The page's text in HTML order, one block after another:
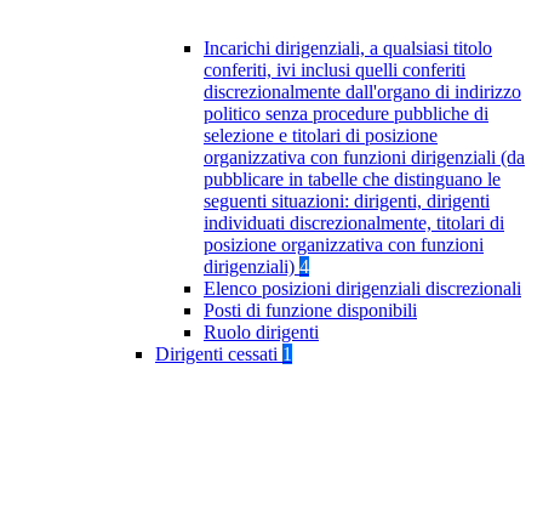
Incarichi dirigenziali, a qualsiasi titolo
conferiti, ivi inclusi quelli conferiti
discrezionalmente dall'organo di indirizzo
politico senza procedure pubbliche di
selezione e titolari di posizione
organizzativa con funzioni dirigenziali (da
pubblicare in tabelle che distinguano le
seguenti situazioni: dirigenti, dirigenti
individuati discrezionalmente, titolari di
posizione organizzativa con funzioni
dirigenziali) 4
Elenco posizioni dirigenziali discrezionali
Posti di funzione disponibili
Ruolo dirigenti
Dirigenti cessati 1